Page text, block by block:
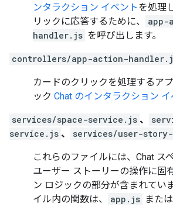
ンタラクション イベントを処理
リックに応答するために、
app-
handler.js を呼び出します。
controllers/app-action-
カードのクリックを処理するア
ック Chat のインタラクション イ
services/space-service.js 、
service.js 、 services/user-
これらのファイルには、Chat ス
ユーザー ストーリーの操作に固
ン ロジックの部分が含まれてい
イル内の関数は、
app.js または